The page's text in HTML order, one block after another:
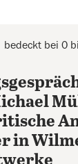
bedeckt bei 0
in